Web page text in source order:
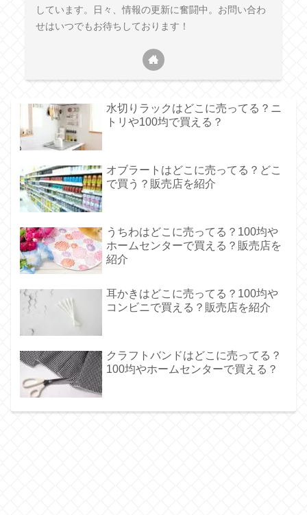
しています。日々、情報の更新に奮闘中。お問い合わ
せはいつでもお待ちしております！
水切りラックはどこに売ってる？ニ
トリや100均で買える？
オブラートはどこに売ってる？どこ
で買う？販売店を紹介
うちわはどこに売ってる？100均や
ホームセンターで買える？販売店を
紹介
耳かきはどこに売ってる？100均や
コンビニで買える？販売店を紹介
クラフトバンドはどこに売ってる？
100均やホームセンターで買える？